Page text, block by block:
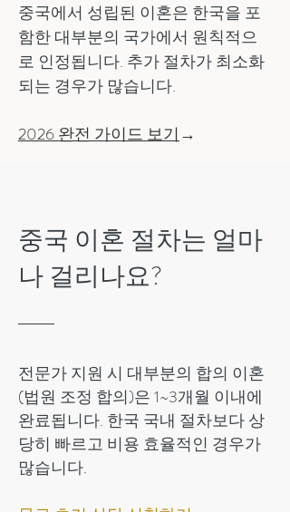
중국에서 성립된 이혼은 한국을 포
함한 대부분의 국가에서 원칙적으
로 인정됩니다. 추가 절차가 최소화
되는 경우가 많습니다.
2026 완전 가이드 보기→
중국 이혼 절차는 얼마
나 걸리나요?
전문가 지원 시 대부분의 합의 이혼
(법원 조정 합의)은 1~3개월 이내에
완료됩니다. 한국 국내 절차보다 상
당히 빠르고 비용 효율적인 경우가
많습니다.